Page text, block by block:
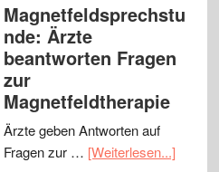
Magnetfeldsprechstu
nde: Ärzte
beantworten Fragen
zur
Magnetfeldtherapie
Ärzte geben Antworten auf
Fragen zur … [Weiterlesen...]